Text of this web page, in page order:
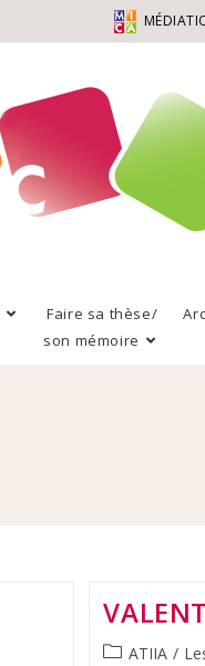
Faire sa thèse/
son mémoire
ATIIA /